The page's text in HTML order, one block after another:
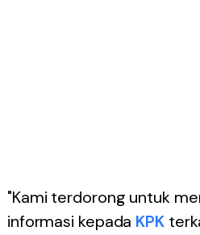
"Kami terdorong untuk
informasi kepada KPK